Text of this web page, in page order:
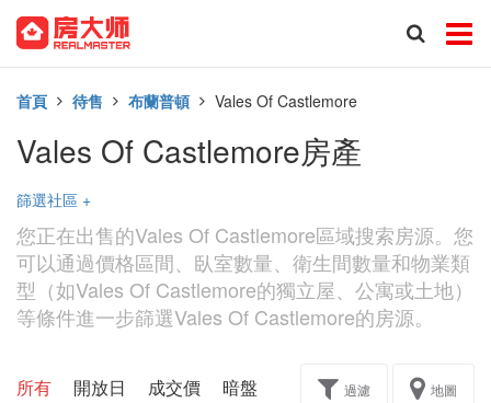
首頁 待售 布蘭普頓 Vales Of Castlemore
Vales Of Castlemore房產
篩選社區 +
您正在出售的Vales Of Castlemore區域搜索房源。您
可以通過價格區間、臥室數量、衛生間數量和物業類
型（如Vales Of Castlemore的獨立屋、公寓或土地）
等條件進一步篩選Vales Of Castlemore的房源。
所有 開放日 成交價 暗盤 樓花轉讓過濾 地圖